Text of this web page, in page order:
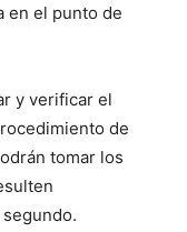
en el punto de
y verificar el
de
tomar los